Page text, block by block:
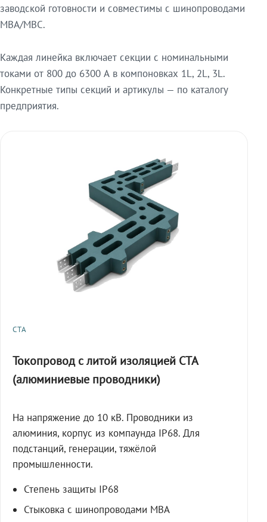
заводской готовности и совместимы с шинопроводами
МВА/МВС.
Каждая линейка включает секции с номинальными
токами от 800 до 6300 А в компоновках 1L, 2L, 3L.
Конкретные типы секций и артикулы — по каталогу
предприятия.
СТА
Токопровод с литой изоляцией СТА
(алюминиевые проводники)
На напряжение до 10 кВ. Проводники из
алюминия, корпус из компаунда IP68. Для
подстанций, генерации, тяжёлой
промышленности.
Степень защиты IP68
Стыковка с шинопроводами МВА